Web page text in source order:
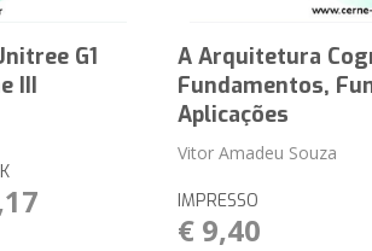
G1
III
A Arquitetura
Fundamentos,
Aplicações
Vitor Amadeu Souza
IMPRESSO
€ 9,40